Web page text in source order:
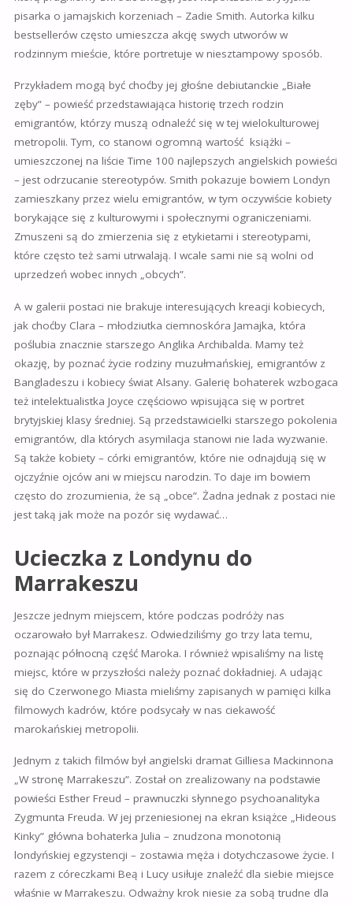
pisarka o jamajskich korzeniach – Zadie Smith. Autorka kilku
bestsellerów często umieszcza akcję swych utworów w
rodzinnym mieście, które portretuje w niesztampowy sposób.
Przykładem mogą być choćby jej głośne debiutanckie „Białe
zęby” – powieść przedstawiająca historię trzech rodzin
emigrantów, którzy muszą odnaleźć się w tej wielokulturowej
metropolii. Tym, co stanowi ogromną wartość książki –
umieszczonej na liście Time 100 najlepszych angielskich powieści
– jest odrzucanie stereotypów. Smith pokazuje bowiem Londyn
zamieszkany przez wielu emigrantów, w tym oczywiście kobiety
borykające się z kulturowymi i społecznymi ograniczeniami.
Zmuszeni są do zmierzenia się z etykietami i stereotypami,
które często też sami utrwalają. I wcale sami nie są wolni od
uprzedzeń wobec innych „obcych”.
A w galerii postaci nie brakuje interesujących kreacji kobiecych,
jak choćby Clara – młodziutka ciemnoskóra Jamajka, która
poślubia znacznie starszego Anglika Archibalda. Mamy też
okazję, by poznać życie rodziny muzułmańskiej, emigrantów z
Bangladeszu i kobiecy świat Alsany. Galerię bohaterek wzbogaca
też intelektualistka Joyce częściowo wpisująca się w portret
brytyjskiej klasy średniej. Są przedstawicielki starszego pokolenia
emigrantów, dla których asymilacja stanowi nie lada wyzwanie.
Są także kobiety – córki emigrantów, które nie odnajdują się w
ojczyźnie ojców ani w miejscu narodzin. To daje im bowiem
często do zrozumienia, że są „obce”. Żadna jednak z postaci nie
jest taką jak może na pozór się wydawać…
Ucieczka z Londynu do
Marrakeszu
Jeszcze jednym miejscem, które podczas podróży nas
oczarowało był Marrakesz. Odwiedziliśmy go trzy lata temu,
poznając północną część Maroka. I również wpisaliśmy na listę
miejsc, które w przyszłości należy poznać dokładniej. A udając
się do Czerwonego Miasta mieliśmy zapisanych w pamięci kilka
filmowych kadrów, które podsycały w nas ciekawość
marokańskiej metropolii.
Jednym z takich filmów był angielski dramat Gilliesa Mackinnona
„W stronę Marrakeszu”. Został on zrealizowany na podstawie
powieści Esther Freud – prawnuczki słynnego psychoanalityka
Zygmunta Freuda. W jej przeniesionej na ekran książce „Hideous
Kinky” główna bohaterka Julia – znudzona monotonią
londyńskiej egzystencji – zostawia męża i dotychczasowe życie. I
razem z córeczkami Beą i Lucy usiłuje znaleźć dla siebie miejsce
właśnie w Marrakeszu. Odważny krok niesie za sobą trudne dla